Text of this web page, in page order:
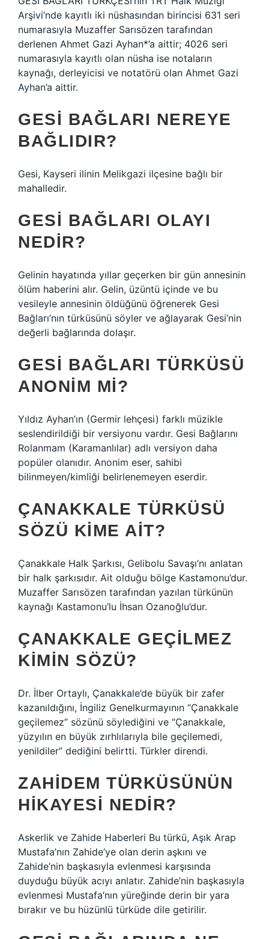
Arşivi’nde kayıtlı iki nüshasından birincisi 631 seri
numarasıyla Muzaffer Sarısözen tarafından
derlenen Ahmet Gazi Ayhan*’a aittir; 4026 seri
numarasıyla kayıtlı olan nüsha ise notaların
kaynağı, derleyicisi ve notatörü olan Ahmet Gazi
Ayhan’a aittir.
GESI BAĞLARI NEREYE
BAĞLIDIR?
Gesi, Kayseri ilinin Melikgazi ilçesine bağlı bir
mahalledir.
GESI BAĞLARI OLAYI
NEDIR?
Gelinin hayatında yıllar geçerken bir gün annesinin
ölüm haberini alır. Gelin, üzüntü içinde ve bu
vesileyle annesinin öldüğünü öğrenerek Gesi
Bağları’nın türküsünü söyler ve ağlayarak Gesi’nin
değerli bağlarında dolaşır.
GESI BAĞLARI TÜRKÜSÜ
ANONIM MI?
Yıldız Ayhan’ın (Germir lehçesi) farklı müzikle
seslendirildiği bir versiyonu vardır. Gesi Bağlarını
Rolanmam (Karamanlılar) adlı versiyon daha
popüler olanıdır. Anonim eser, sahibi
bilinmeyen/kimliği belirlenemeyen eserdir.
ÇANAKKALE TÜRKÜSÜ
SÖZÜ KIME AIT?
Çanakkale Halk Şarkısı, Gelibolu Savaşı’nı anlatan
bir halk şarkısıdır. Ait olduğu bölge Kastamonu’dur.
Muzaffer Sarısözen tarafından yazılan türkünün
kaynağı Kastamonu’lu İhsan Ozanoğlu’dur.
ÇANAKKALE GEÇILMEZ
KIMIN SÖZÜ?
Dr. İlber Ortaylı, Çanakkale’de büyük bir zafer
kazanıldığını, İngiliz Genelkurmayının “Çanakkale
geçilemez” sözünü söylediğini ve “Çanakkale,
yüzyılın en büyük zırhlılarıyla bile geçilemedi,
yenildiler” dediğini belirtti. Türkler direndi.
ZAHIDEM TÜRKÜSÜNÜN
HIKAYESI NEDIR?
Askerlik ve Zahide Haberleri Bu türkü, Aşık Arap
Mustafa’nın Zahide’ye olan derin aşkını ve
Zahide’nin başkasıyla evlenmesi karşısında
duyduğu büyük acıyı anlatır. Zahide’nin başkasıyla
evlenmesi Mustafa’nın yüreğinde derin bir yara
bırakır ve bu hüzünlü türküde dile getirilir.